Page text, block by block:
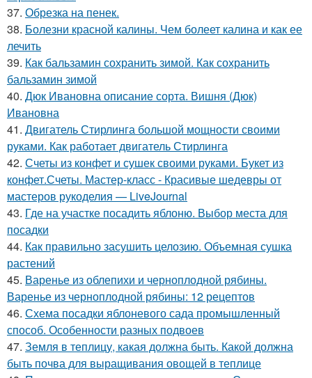
37. Обрезка на пенек.
38. Болезни красной калины. Чем болеет калина и как ее
лечить
39. Как бальзамин сохранить зимой. Как сохранить
бальзамин зимой
40. Дюк Ивановна описание сорта. Вишня (Дюк)
Ивановна
41. Двигатель Стирлинга большой мощности своими
руками. Как работает двигатель Стирлинга
42. Счеты из конфет и сушек своими руками. Букет из
конфет.Счеты. Мастер-класс - Красивые шедевры от
мастеров рукоделия — LiveJournal
43. Где на участке посадить яблоню. Выбор места для
посадки
44. Как правильно засушить целозию. Объемная сушка
растений
45. Варенье из облепихи и черноплодной рябины.
Варенье из черноплодной рябины: 12 рецептов
46. Схема посадки яблоневого сада промышленный
способ. Особенности разных подвоев
47. Земля в теплицу, какая должна быть. Какой должна
быть почва для выращивания овощей в теплице